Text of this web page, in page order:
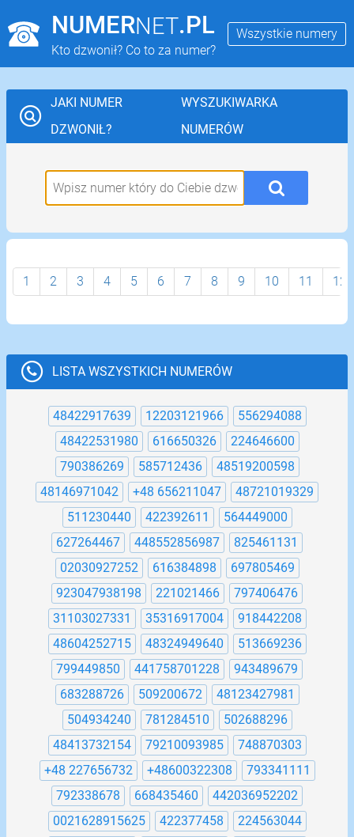
NUMERNET.PL
Kto dzwonił? Co to za numer?
Wszystkie numery
JAKI NUMER
DZWONIŁ?
WYSZUKIWARKA
NUMERÓW
1 2 3 4 5 6 7 8 9 10 11 12
LISTA WSZYSTKICH NUMERÓW
48422917639 12203121966
556294088
48422531980
616650326
224646600
790386269
585712436
48519200598
48146971042
+48 656211047
48721019329
511230440
422392611
564449000
627264467
448552856987
825461131
02030927252
616384898
697805469
923047938198
221021466
797406476
31103027331
35316917004
918442208
48604252715
48324949640
513669236
799449850
441758701228
943489679
683288726
509200672
48123427981
504934240
781284510
502688296
48413732154
79210093985
748870303
+48 227656732
+48600322308
793341111
792338678
668435460
442036952202
0021628915625
422377458
224563044